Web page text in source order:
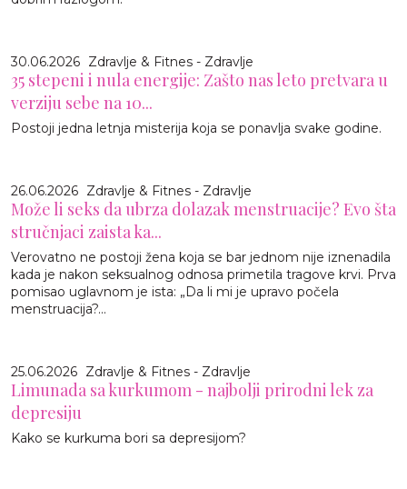
30.06.2026 Zdravlje & Fitnes - Zdravlje
35 stepeni i nula energije: Zašto nas leto pretvara u
verziju sebe na 10...
Postoji jedna letnja misterija koja se ponavlja svake godine.
26.06.2026 Zdravlje & Fitnes - Zdravlje
Može li seks da ubrza dolazak menstruacije? Evo šta
stručnjaci zaista ka...
Verovatno ne postoji žena koja se bar jednom nije iznenadila
kada je nakon seksualnog odnosa primetila tragove krvi. Prva
pomisao uglavnom je ista: „Da li mi je upravo počela
menstruacija?...
25.06.2026 Zdravlje & Fitnes - Zdravlje
Limunada sa kurkumom - najbolji prirodni lek za
depresiju
Kako se kurkuma bori sa depresijom?